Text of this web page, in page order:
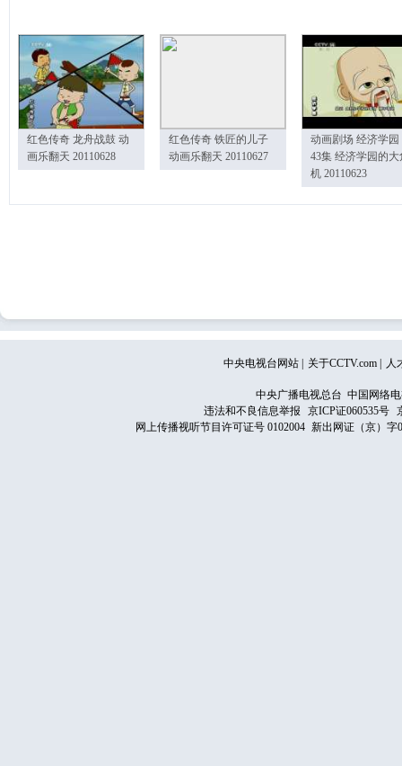
红色传奇 龙舟战鼓 动
画乐翻天 20110628
红色传奇 铁匠的儿子
动画乐翻天 20110627
动画剧场 经济学园
43集 经济学园的大
机 20110623
中央电视台网站 关于CCTV.com 人
中央广播电视总台 中国网络
违法和不良信息举报
京ICP证060535号
网上传播视听节目许可证号 0102004 新出网证（京）